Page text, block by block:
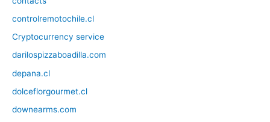
controlremotochile.cl
Cryptocurrency service
darilospizzaboadilla.com
depana.cl
dolceflorgourmet.cl
downearms.com